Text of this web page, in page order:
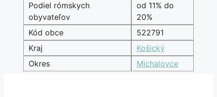
Podiel rómskych
obyvateľov
od 11% do
20%
Kód obce
522791
Kraj
Košický
Okres
Michalovce